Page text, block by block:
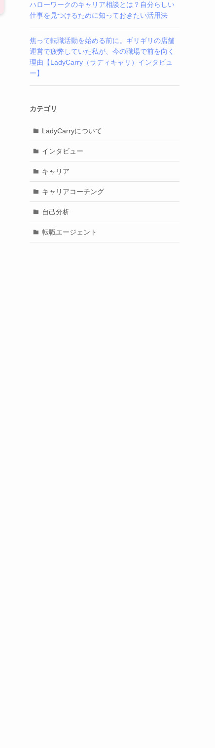
ハローワークのキャリア相談とは？自分らしい
仕事を見つけるために知っておきたい活用法
焦って転職活動を始める前に。ギリギリの店舗
運営で疲弊していた私が、今の職場で前を向く
理由【LadyCarry（ラディキャリ）インタビュ
ー】
カテゴリ
LadyCarryについて
インタビュー
キャリア
キャリアコーチング
自己分析
転職エージェント